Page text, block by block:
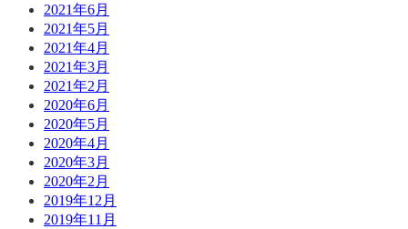
2021年6月
2021年5月
2021年4月
2021年3月
2021年2月
2020年6月
2020年5月
2020年4月
2020年3月
2020年2月
2019年12月
2019年11月